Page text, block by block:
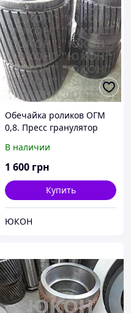
Обечайка роликов ОГМ
0,8. Пресс гранулятор
В наличии
1 600 грн
Купить
ЮКОН